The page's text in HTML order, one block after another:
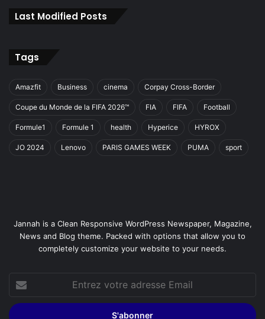
Last Modified Posts
Tags
Amazfit Business cinema Corpay Cross-Border
Coupe du Monde de la FIFA 2026™ FIA FIFA Football
Formule1 Formule 1 health Hyperice HYROX
JO 2024 Lenovo PARIS GAMES WEEK PUMA sport
Jannah is a Clean Responsive WordPress Newspaper, Magazine,
News and Blog theme. Packed with options that allow you to
completely customize your website to your needs.
votre
adresse
Email